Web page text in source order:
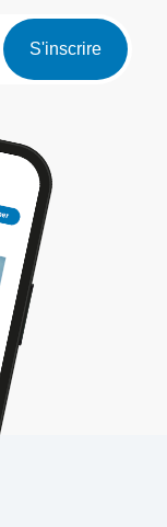
S'inscrire